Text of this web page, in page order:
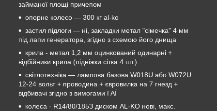
займаної площі причепом
опорне колесо — 300 кг al-ko
застил підлоги — ні, закладки метал "сімечка" 4 мм
під лапи генератора, згідно з схемою його днища
крила - метал 1,2 мм оцинкований одинарні +
відбійники крила (підніжки сітка 4 шт.)
світлотехніка — лампова базова W018U або W072U
12-24 вольт + проводина + євровилка на 7 гнезд +
відбивачі згідно з вимогами ГАЇ
колеса - R14/80/185З диском AL-KO нові, макс.